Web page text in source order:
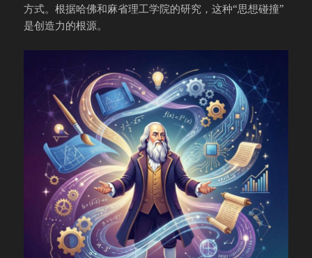
方式。根据哈佛和麻省理工学院的研究，这种“思想碰撞”
是创造力的根源。